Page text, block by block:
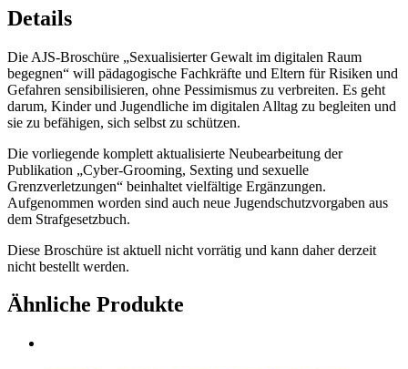
Details
Die AJS-Broschüre „Sexualisierter Gewalt im digitalen Raum
begegnen“ will pädagogische Fachkräfte und Eltern für Risiken und
Gefahren sensibilisieren, ohne Pessimismus zu verbreiten. Es geht
darum, Kinder und Jugendliche im digitalen Alltag zu begleiten und
sie zu befähigen, sich selbst zu schützen.
Die vorliegende komplett aktualisierte Neubearbeitung der
Publikation „Cyber-Grooming, Sexting und sexuelle
Grenzverletzungen“ beinhaltet vielfältige Ergänzungen.
Aufgenommen worden sind auch neue Jugendschutzvorgaben aus
dem Strafgesetzbuch.
Diese Broschüre ist aktuell nicht vorrätig und kann daher derzeit
nicht bestellt werden.
Ähnliche Produkte